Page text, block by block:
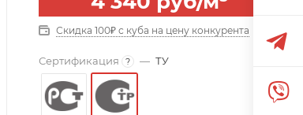
Скидка 100₽ с куба на цену конкурента
Сертификация ? — ТУ